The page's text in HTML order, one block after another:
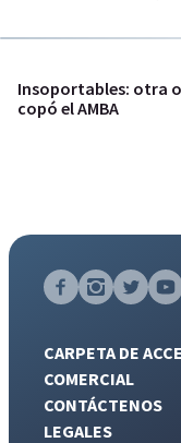
Insoportables: otra
copó el AMBA
CARPETA DE
COMERCIAL
CONTÁCTENOS
LEGALES